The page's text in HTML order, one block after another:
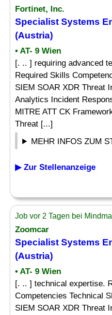
Fortinet, Inc.
Specialist Systems
(Austria)
• AT- 9 Wien
[. .. ] requiring advanced
Required Skills
SIEM SOAR XDR Threat
Analytics Incident
MITRE ATT CK
Threat [...]
MEHR INFOS ZUM
▶ Zur Stellenanzeige
Job vor 2 Tagen bei
Zoomcar
Specialist Systems
(Austria)
• AT- 9 Wien
[. .. ] technical expertise.
Competencies Technical
SIEM SOAR XDR Threat